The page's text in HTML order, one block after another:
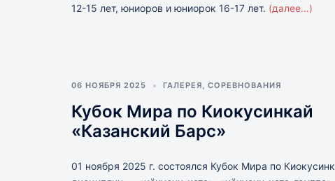
12-15 лет, юниоров и юниорок 16-17 лет. (далее…)
06 НОЯБРЯ 2025 ГАЛЕРЕЯ, СОРЕВНОВАНИЯ
Кубок Мира по Киокусинкай
«Казанский Барс»
01 ноября 2025 г. состоялся Кубок Мира по